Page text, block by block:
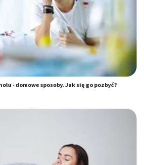
- domowe sposoby. Jak się go pozbyć?